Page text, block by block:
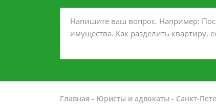
Главная - Юристы и адвокаты - Санкт-